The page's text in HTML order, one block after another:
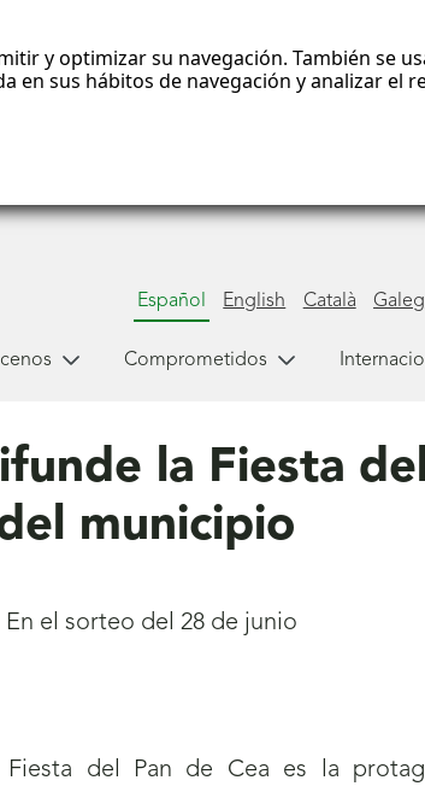
y optimizar su navegación. También se
en sus hábitos de navegación y analizar el
Español English Català
Comprometidos
la Fiesta
municipio
En el sorteo del 28 de junio
Fiesta del Pan de Cea es la